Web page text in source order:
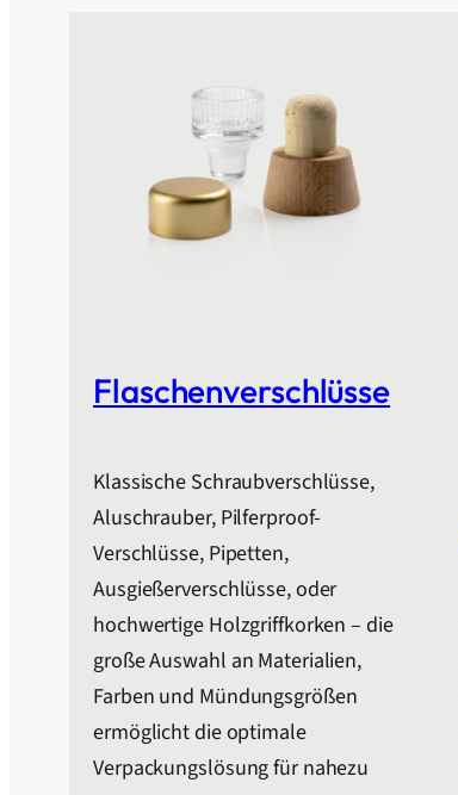
Flaschenverschlüsse
Klassische Schraubverschlüsse,
Aluschrauber, Pilferproof-
Verschlüsse, Pipetten,
Ausgießerverschlüsse, oder
hochwertige Holzgriffkorken – die
große Auswahl an Materialien,
Farben und Mündungsgrößen
ermöglicht die optimale
Verpackungslösung für nahezu